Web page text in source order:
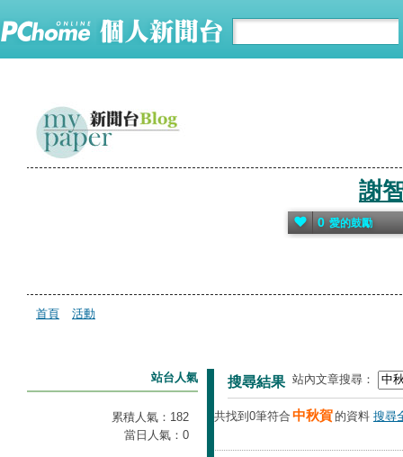
謝
0 愛的鼓勵
首頁 活動
搜尋結果 站內文章搜尋：
共找到0筆符合 中秋賀 的資料 搜尋
站台人氣
累積人氣： 182
當日人氣： 0